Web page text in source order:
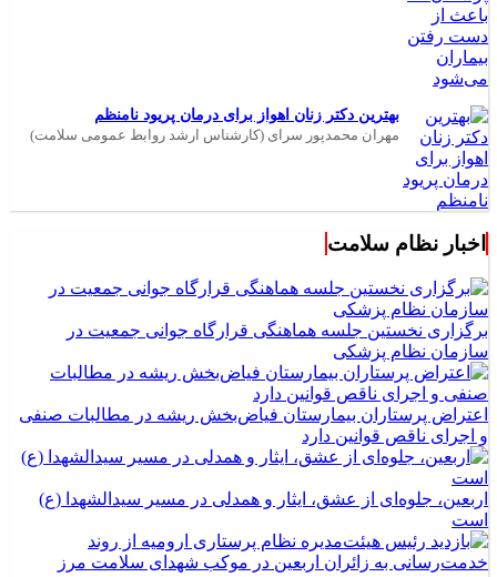
بهترین دکتر زنان اهواز برای درمان پریود نامنظم
مهران محمدپور سرای (کارشناس ارشد روابط عمومی سلامت)
اخبار نظام سلامت
برگزاری نخستین جلسه هماهنگی قرارگاه جوانی جمعیت در
سازمان نظام پزشکی
اعتراض پرستاران بیمارستان فیاض‌بخش ریشه در مطالبات صنفی
و اجرای ناقص قوانین دارد
اربعین، جلوه‌ای از عشق، ایثار و همدلی در مسیر سیدالشهدا (ع)
است